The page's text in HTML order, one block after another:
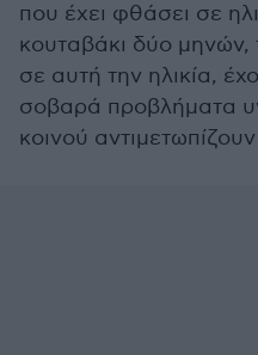
που έχει φθάσει σε
κουταβάκι δύο μηνών,
σε αυτή την ηλικία,
σοβαρά προβλήματα
κοινού